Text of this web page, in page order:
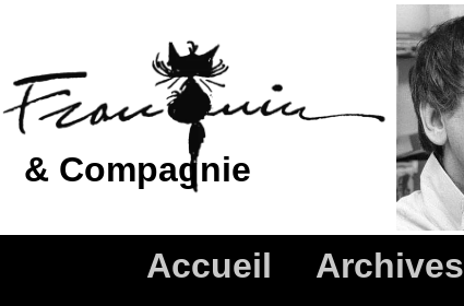
contenu
& Compagnie
Accueil Archives